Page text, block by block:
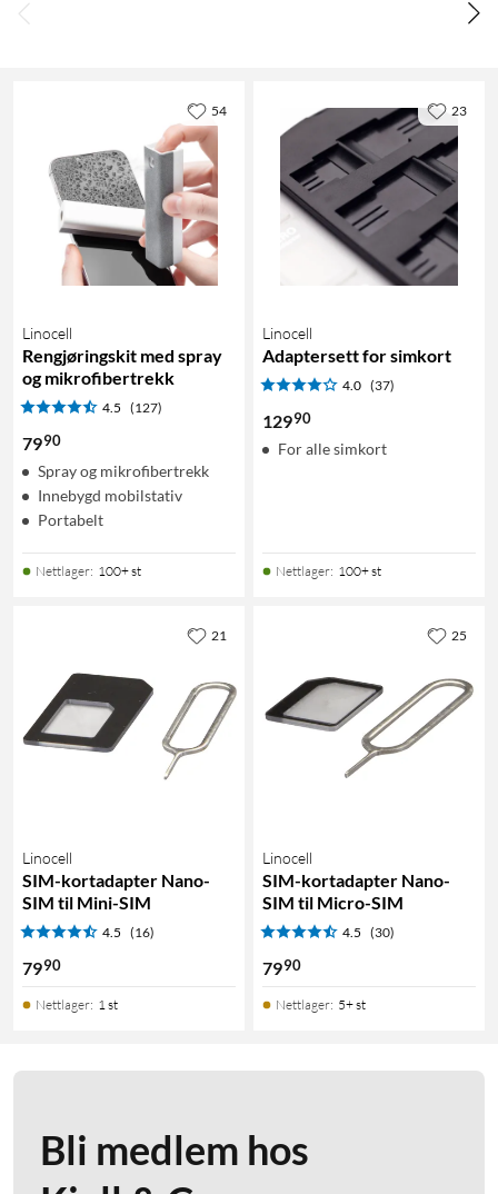
Linocell
Rengjøringskit med spray
og mikrofibertrekk
4.5 (127)
7990
Spray og mikrofibertrekk
Innebygd mobilstativ
Portabelt
Nettlager: 100+ st
54
Linocell
Adaptersett for simkort
4.0 (37)
12990
For alle simkort
Nettlager: 100+ st
23
Linocell
SIM-kortadapter Nano-
SIM til Mini-SIM
4.5 (16)
7990
Nettlager: 1 st
21
Linocell
SIM-kortadapter Nano-
SIM til Micro-SIM
4.5 (30)
7990
Nettlager: 5+ st
25
Bli medlem hos